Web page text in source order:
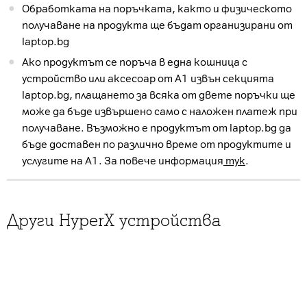
Обработката на поръчката, както и физическото
получаване на продукта ще бъдат организирани от
laptop.bg
Ако продуктът се поръча в една кошница с
устройство или аксесоар от А1 извън секцията
laptop.bg, плащането за всяка от двете поръчки ще
може да бъде извършено само с наложен платеж при
получаване. Възможно е продуктът от laptop.bg да
бъде доставен по различно време от продуктите и
услугите на А1. За повече информация тук.
Други HyperX устройства